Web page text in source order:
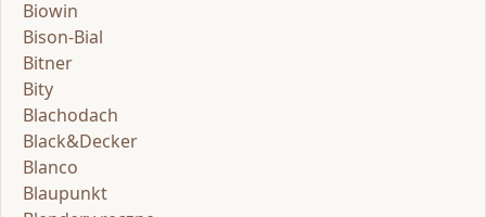
Biowin
Bison-Bial
Bitner
Bity
Blachodach
Black&Decker
Blanco
Blaupunkt